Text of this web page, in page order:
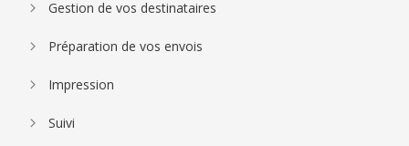
Gestion de vos destinataires
Préparation de vos envois
Impression
Suivi